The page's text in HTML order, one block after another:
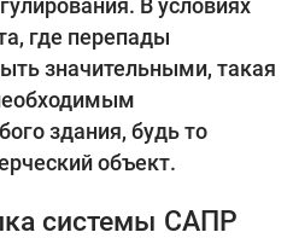
В условиях
где перепады
значительными, такая
здания, будь то
объект.
системы САПР